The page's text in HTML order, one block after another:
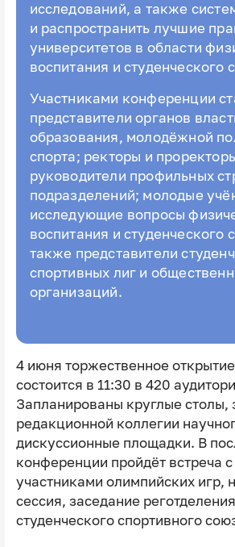
исследований, а также
и распространить лучшие
университетов в области
воспитания и студенческого
Участниками конференции
представители органов
образования, молодёжной
спорта; ректоры и
руководители профильных
подразделений; молодые
исследующие вопросы
воспитания и студенческого
также представители
спортивных лиг и
организаций.
4 июня торжественное
состоится в 11:30 в 420
Запланированы круглые столы,
редакционной коллегии
дискуссионные площадки. В
конференции пройдёт встреча
участниками олимпийских игр,
сессия, заседание
студенческого спортивного